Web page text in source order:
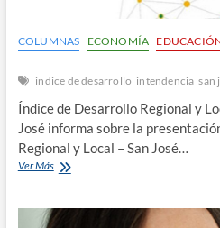
COLUMNAS ECONOMÍA
indice de desarrollo intendencia san
Índice de Desarrollo Regional y
José informa sobre la
Regional y Local – San José…
Ver Más